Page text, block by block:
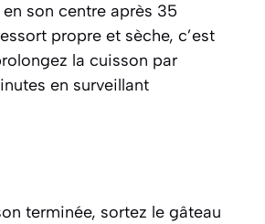
son centre après 35
propre et sèche, c’est
la cuisson par
en surveillant
terminée, sortez le gâteau